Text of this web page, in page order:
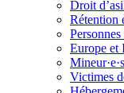
Droit
Rétention
Europe et
Victimes